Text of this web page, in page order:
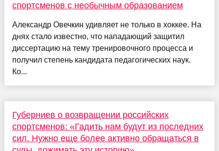
спортсменов с необычным образованием
Александр Овечкин удивляет не только в хоккее. На
днях стало известно, что нападающий защитил
диссертацию на тему тренировочного процесса и
получил степень кандидата педагогических наук.
Ко...
Губерниев о возвращении российских
спортсменов: «Гадить нам будут из последних
сил. Нужно еще более активно обращаться в